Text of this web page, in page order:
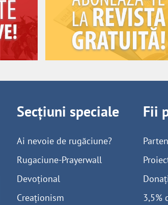
Secțiuni speciale
Ai nevoie de rugăciune?
Rugaciune-Prayerwall
Devoțional
Creaționism
Fii
3,5%